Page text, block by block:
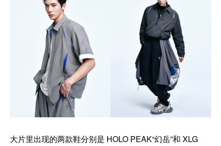
大片里出现的两款鞋分别是 HOLO PEAK“幻岳”和 XLG